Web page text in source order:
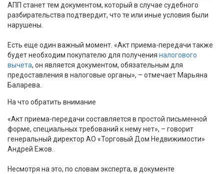
АПП станет тем документом, который в случае судебного
разбирательства подтвердит, что те или иные условия были
нарушены.
Есть еще один важный момент. «Акт приема-передачи также
будет необходим покупателю для получения налогового
вычета, он является документом, обязательным для
предоставления в налоговые органы», – отмечает Марьяна
Баларева.
На что обратить внимание
«Акт приема-передачи составляется в простой письменной
форме, специальных требований к нему нет», – говорит
генеральный директор АО «Торговый Дом Недвижимости»
Андрей Ежов.
Несмотря на это, по словам эксперта, в документе